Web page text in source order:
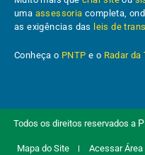
uma assessoria completa,
as exigências das leis de
Conheça o PNTP e o Radar
Todos os direitos reservados a
Mapa do Site Acessar